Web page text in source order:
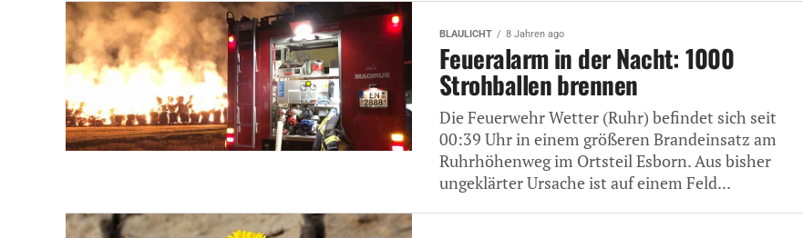
BLAULICHT 8 Jahren ago
Feueralarm in der Nacht: 1000
Strohballen brennen
Die Feuerwehr Wetter (Ruhr) befindet sich seit
00:39 Uhr in einem größeren Brandeinsatz am
Ruhrhöhenweg im Ortsteil Esborn. Aus bisher
ungeklärter Ursache ist auf einem Feld...